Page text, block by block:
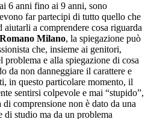
6 anni fino ai 9 anni, sono
far partecipi di tutto quello che
aiutarli a comprendere cosa riguarda
Milano, la spiegazione può
che, insieme ai genitori,
problema e alla spiegazione di cosa
da non danneggiare il carattere e
in questo particolare momento, il
sentirsi colpevole e mai “stupido”,
di comprensione non è dato da una
di studio ma da un problema